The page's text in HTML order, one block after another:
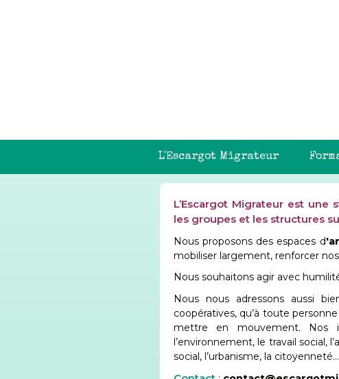
L'Escargot Migrateur
L’Escargot Migrateur est
les groupes et les structures
Nous proposons des espaces d
mobiliser largement, renforcer
Nous souhaitons agir avec
Nous nous adressons aussi
coopératives, qu’à toute
mettre en mouvement. Nos
l’environnement, le travail social,
social, l’urbanisme, la citoyenneté…